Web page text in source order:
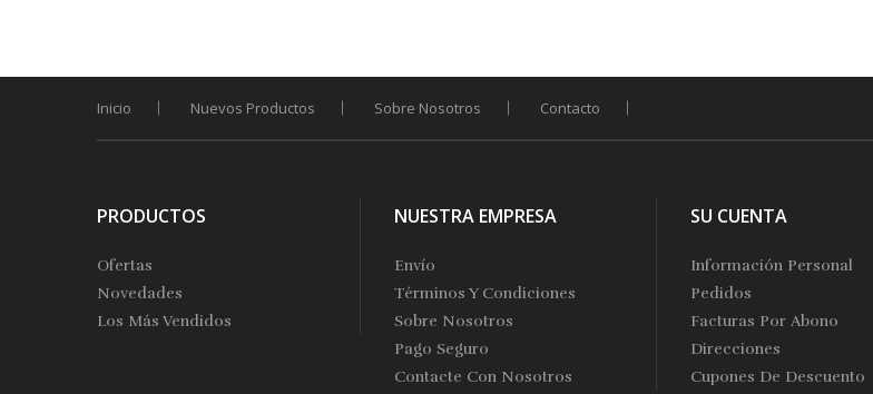
Inicio Nuevos Productos Sobre Nosotros Contacto
PRODUCTOS
Ofertas
Novedades
Los Más Vendidos
NUESTRA EMPRESA
Envío
Términos Y Condiciones
Sobre Nosotros
Pago Seguro
Contacte Con Nosotros
SU CUENTA
Información Personal
Pedidos
Facturas Por Abono
Direcciones
Cupones De Descuento